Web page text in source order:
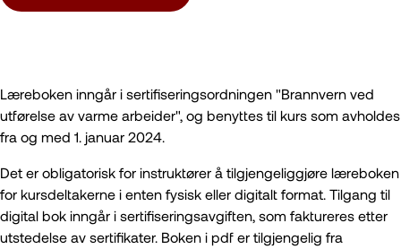
Læreboken inngår i sertifiseringsordningen "Brannvern ved
utførelse av varme arbeider", og benyttes til kurs som avholdes
fra og med 1. januar 2024.
Det er obligatorisk for instruktører å tilgjengeliggjøre læreboken
for kursdeltakerne i enten fysisk eller digitalt format. Tilgang til
digital bok inngår i sertifiseringsavgiften, som faktureres etter
utstedelse av sertifikater. Boken i pdf er tilgjengelig fra